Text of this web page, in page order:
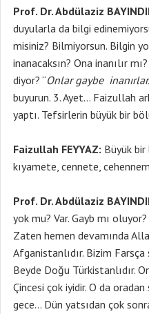
Prof. Dr. Abdülaziz
duyularla da bilgi
misiniz? Bilmiyorsun. Bilgin
inanacaksın? Ona inanılır
diyor? “Onlar gaybe inanırlar.
buyurun. 3. Ayet… Faizullah
yaptı. Tefsirlerin büyük bir
Faizullah FEYYAZ: Büyük
kıyamete, cennete,
Prof. Dr. Abdülaziz
yok mu? Var. Gayb mı
Zaten hemen devamında
Afganistanlıdır. Bizim
Beyde Doğu Türkistanlıdır.
Çincesi çok iyidir. O da
gece… Dün yatsıdan çok